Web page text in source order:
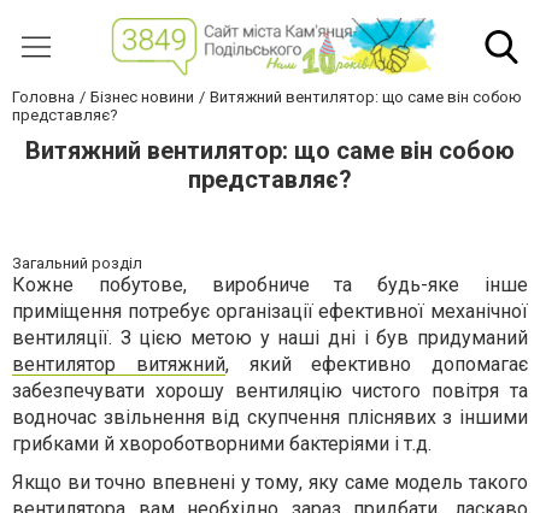
Головна Бізнес новини
Витяжний вентилятор: що саме він собою
представляє?
Витяжний вентилятор: що саме він собою
представляє?
Загальний розділ
Кожне побутове, виробниче та будь-яке інше
приміщення потребує організації ефективної механічної
вентиляції. З цією метою у наші дні і був придуманий
вентилятор витяжний, який ефективно допомагає
забезпечувати хорошу вентиляцію чистого повітря та
водночас звільнення від скупчення пліснявих з іншими
грибками й хвороботворними бактеріями і т.д.
Якщо ви точно впевнені у тому, яку саме модель такого